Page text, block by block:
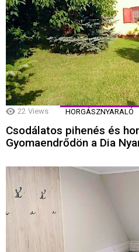
22 Views HORGÁSZNYARALÓ
Csodálatos pihenés és
Gyomaendrődön a Dia